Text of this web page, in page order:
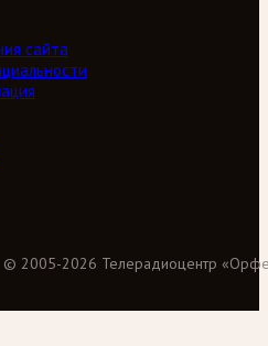
сайта
© 2005-2026 Телерадиоцентр